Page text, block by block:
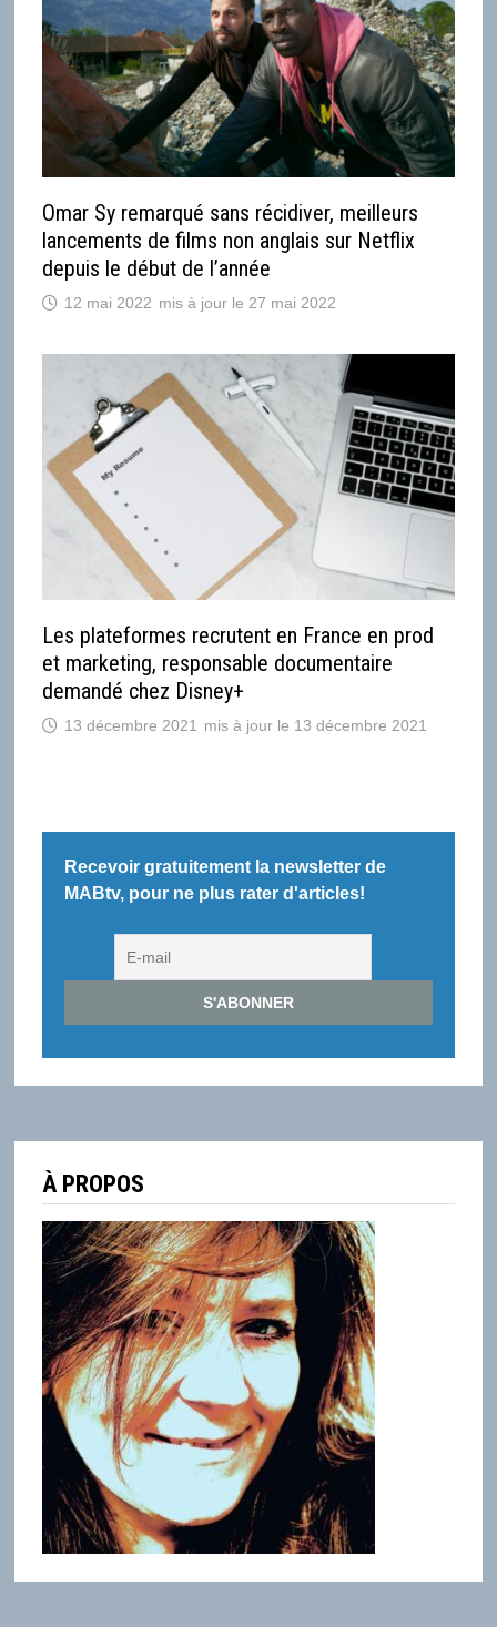
Omar Sy remarqué sans récidiver, meilleurs
lancements de films non anglais sur Netflix
depuis le début de l’année
12 mai 2022 27 mai 2022
Les plateformes recrutent en France en prod
et marketing, responsable documentaire
demandé chez Disney+
13 décembre 2021 13 décembre 2021
Recevoir gratuitement la newsletter de
MABtv, pour ne plus rater d'articles!
À PROPOS